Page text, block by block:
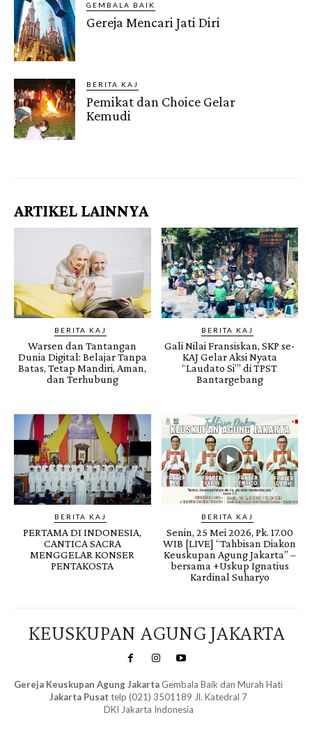
GEMBALA BAIK
Gereja Mencari Jati Diri
BERITA KAJ
Pemikat dan Choice Gelar
Kemudi
Gendis.ID
ARTIKEL LAINNYA
BERITA KAJ
Warsen dan Tantangan
Dunia Digital: Belajar Tanpa
Batas, Tetap Mandiri, Aman,
dan Terhubung
BERITA KAJ
Gali Nilai Fransiskan, SKP se-
KAJ Gelar Aksi Nyata
“Laudato Si’” di TPST
Bantargebang
BERITA KAJ
PERTAMA DI INDONESIA,
CANTICA SACRA
MENGGELAR KONSER
PENTAKOSTA
BERITA KAJ
Senin, 25 Mei 2026, Pk. 17.00
WIB [LIVE] “Tahbisan Diakon
Keuskupan Agung Jakarta” –
bersama +Uskup Ignatius
Kardinal Suharyo
KEUSKUPAN AGUNG JAKARTA
Gereja Keuskupan Agung Jakarta Gembala Baik dan Murah Hati
Jakarta Pusat telp (021) 3501189 Jl. Katedral 7
DKI Jakarta Indonesia